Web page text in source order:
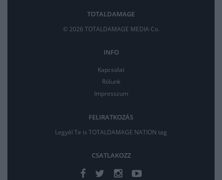
TOTALDAMAGE
© 2026 TOTALDAMAGE MEDIA Co.
INFO
Kapcsolat
Rólunk
Impresszum
FELIRATKOZÁS
Legyél Te is TOTALDAMAGE NATION tag
CSATLAKOZZ